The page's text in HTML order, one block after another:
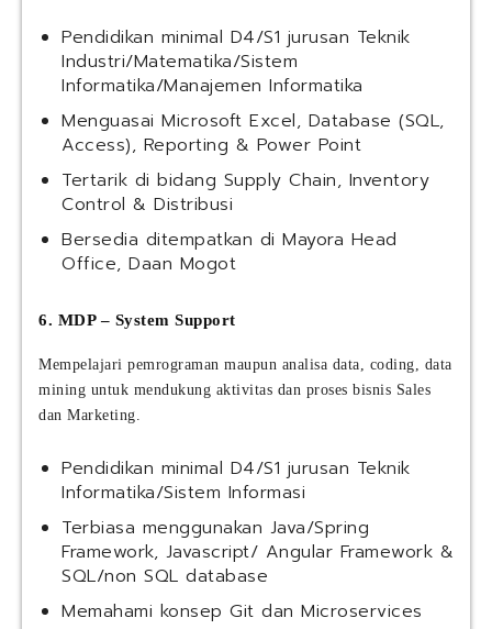
Pendidikan minimal D4/S1 jurusan Teknik
Industri/Matematika/Sistem
Informatika/Manajemen Informatika
Menguasai Microsoft Excel, Database (SQL,
Access), Reporting & Power Point
Tertarik di bidang Supply Chain, Inventory
Control & Distribusi
Bersedia ditempatkan di Mayora Head
Office, Daan Mogot
6. MDP – System Support
Mempelajari pemrograman maupun analisa data, coding, data
mining untuk mendukung aktivitas dan proses bisnis Sales
dan Marketing.
Pendidikan minimal D4/S1 jurusan Teknik
Informatika/Sistem Informasi
Terbiasa menggunakan Java/Spring
Framework, Javascript/ Angular Framework &
SQL/non SQL database
Memahami konsep Git dan Microservices